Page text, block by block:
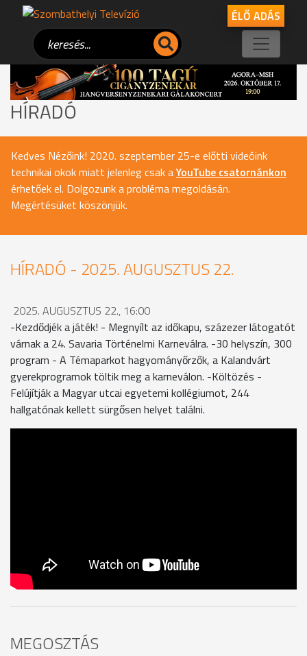
ÉLŐ ADÁS
HÍRADÓ
Kedves Nézőink! 2020. szeptember 25-e előtti videóink
technikai okok miatt jelenleg csak aYouTube csatornánkon
érhetőek el. Dolgozunk a probléma megoldásán.
Megértésüket köszönjük.
HÍRADÓ - 2025. AUGUSZTUS 22.
2025. AUGUSZTUS 22., 16:00
-Kezdődjék a játék! - Megnyílt az időkapu, százezer látogatót
várnak a 24. Savaria Történelmi Karneválra. -30 helyszín, 300
program - A Témaparkot hagyományőrzők, a Kalandvárt
gyerekprogramok töltik meg a karneválon. -Költözés -
Felújítják a Magyar utcai egyetemi kollégiumot, 244
hallgatónak kellett sürgősen helyet találni.
MEGOSZTÁS